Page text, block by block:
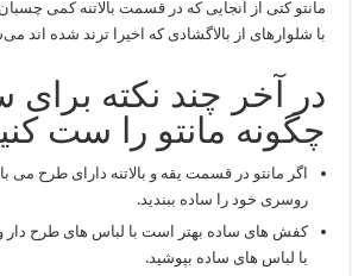
با شلوارهای از بالاگشادی که اخیرا ترند شده اند
در آخر چند نکته برای
چگونه مانتو را ست
اگر مانتو در قسمت یقه و بالاتنه دارای طرح
روسری خود را ساده ببندید.
کفش های ساده بهتر است با لباس های طرح دار
با لباس های ساده بپوشید.